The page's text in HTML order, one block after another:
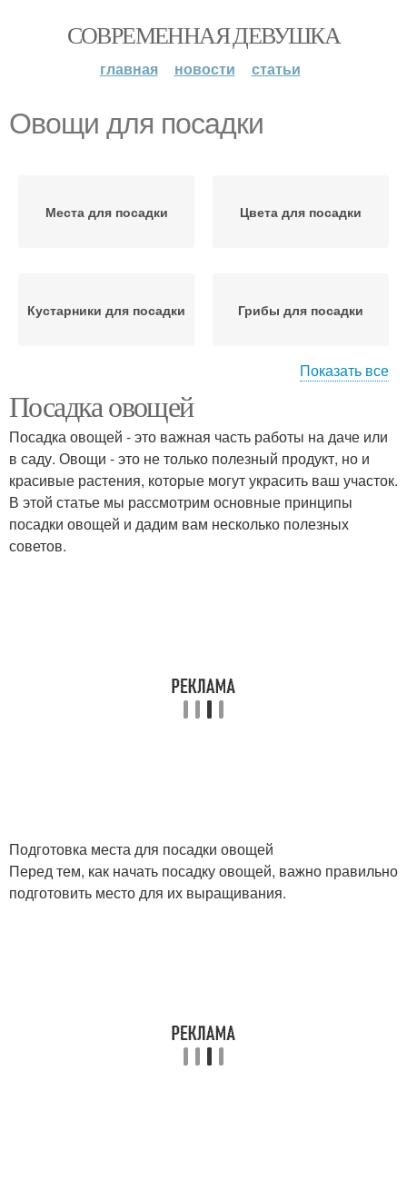
СОВРЕМЕННАЯ ДЕВУШКА
главная новости статьи
Овощи для посадки
Места для посадки Цвета для посадки
Кустарники для посадки Грибы для посадки
Растения для посадки
Показать все
Посадка овощей
Посадка овощей - это важная часть работы на даче или
в саду. Овощи - это не только полезный продукт, но и
красивые растения, которые могут украсить ваш участок.
В этой статье мы рассмотрим основные принципы
посадки овощей и дадим вам несколько полезных
советов.
Подготовка места для посадки овощей
Перед тем, как начать посадку овощей, важно правильно
подготовить место для их выращивания.